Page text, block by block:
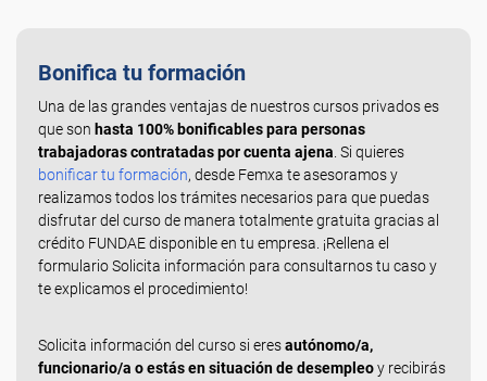
Bonifica tu formación
Una de las grandes ventajas de nuestros cursos privados es
que son hasta 100% bonificables para personas
trabajadoras contratadas por cuenta ajena . Si quieres
bonificar tu formación, desde Femxa te asesoramos y
realizamos todos los trámites necesarios para que puedas
disfrutar del curso de manera totalmente gratuita gracias al
crédito FUNDAE disponible en tu empresa. ¡Rellena el
formulario Solicita información para consultarnos tu caso y
te explicamos el procedimiento!
Solicita información del curso si eresautónomo/a,
funcionario/a o estás en situación de desempleoy recibirás